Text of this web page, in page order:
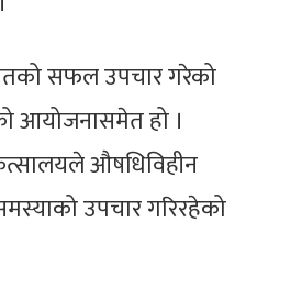
सफल उपचार गरेको
आयोजनासमेत हो ।
औषधिविहीन
उपचार गरिरहेको